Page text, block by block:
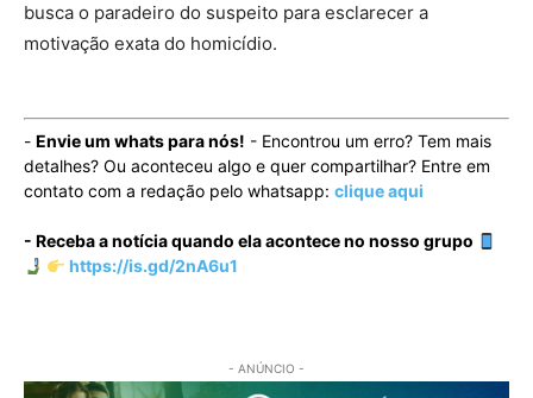
busca o paradeiro do suspeito para esclarecer a
motivação exata do homicídio.
- Envie um whats para nós! - Encontrou um erro? Tem mais
detalhes? Ou aconteceu algo e quer compartilhar? Entre em
contato com a redação pelo whatsapp: clique aqui
- Receba a notícia quando ela acontece no nosso grupo
https://is.gd/2nA6u1
- ANÚNCIO -